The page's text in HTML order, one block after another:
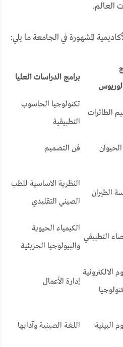
العالم.
المشهورة في الجامعة ما يلي:
برامج الدراسات العليا
الطائرات
تكنولوجيا الحاسوب
التطبيقية
فن التصميم
الطيران
النظرية الاساسية للطب
الصيني التقليدي
التطبيقي
الكيمياء الحيوية
والبيولوجيا الجزيئية
الالكترونية
إدارة الأعمال
البيئية اللغة الصينية وآدابها